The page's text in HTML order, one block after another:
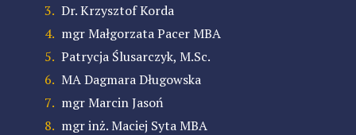
Dr.Krzysztof Korda
mgr Małgorzata Pacer MBA
Patrycja Ślusarczyk, M.Sc.
MA Dagmara Długowska
mgr Marcin Jasoń
mgr inż. Maciej Syta MBA